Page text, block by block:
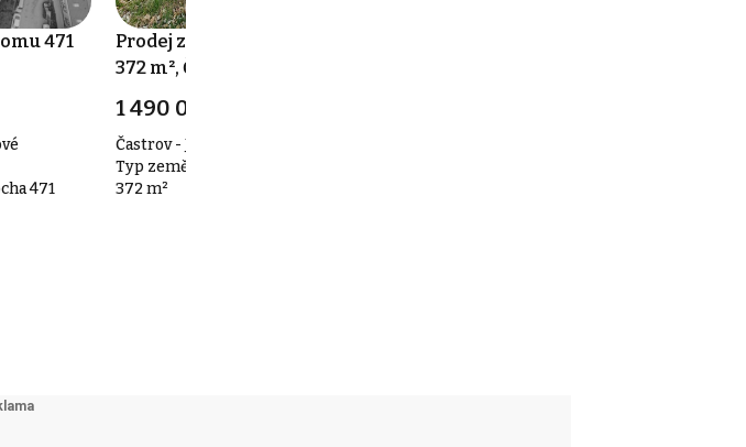
471
471
Prodej zemědělského objektu
372 m², Častrov - Jakubín
1 490 000 Kč
Častrov - Jakubín
Typ zemědělské objekty • Plocha
372 m²